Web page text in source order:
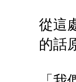
從這
的話